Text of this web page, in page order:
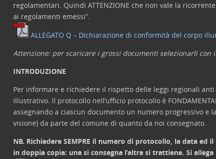
regolamentari. Quindi ATTENZIONE che non vale la
ai regolamenti emessi”.
ALLEGATO Q – Dichiarazione di conformità del corpo
Attenzione: per scaricare i grossi documenti selezionarli con
INTRODUZIONE
Per informare e richiedere il rispetto delle leggi regionali
illustrativo. Il protocollo nell’ufficio protocollo è
assegnando a ciascun documento un numero progressivo e
visione) da parte del comune di quanto da noi consegnato.
NB. Richiedere SEMPRE il numero di protocollo, la data
in doppia copia: una si consegna l’altra si trattiene. Si